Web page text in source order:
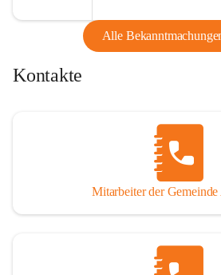
Alle
Kontakte
Mitarbeiter der